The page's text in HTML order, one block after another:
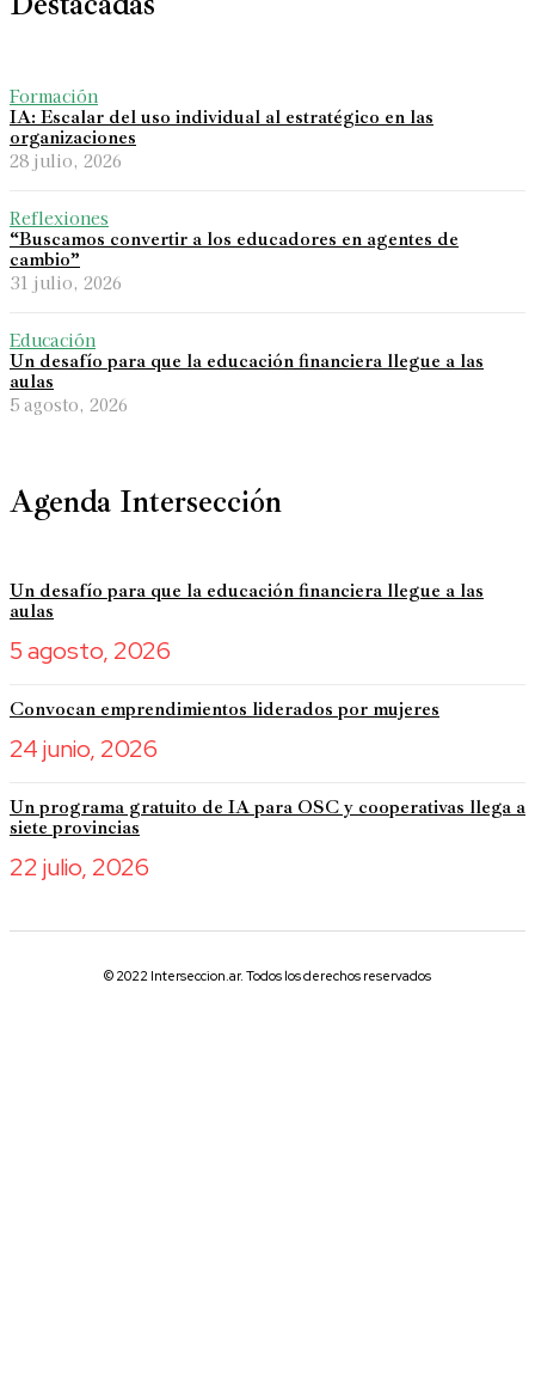
Formación
IA: Escalar del uso individual al estratégico en las
organizaciones
28 julio, 2026
Reflexiones
“Buscamos convertir a los educadores en agentes de
cambio”
31 julio, 2026
Educación
Un desafío para que la educación financiera llegue a las
aulas
5 agosto, 2026
Agenda Intersección
Un desafío para que la educación financiera llegue a las
aulas
5 agosto, 2026
Convocan emprendimientos liderados por mujeres
24 junio, 2026
Un programa gratuito de IA para OSC y cooperativas llega a
siete provincias
22 julio, 2026
© 2022 Interseccion.ar. Todos los derechos reservados